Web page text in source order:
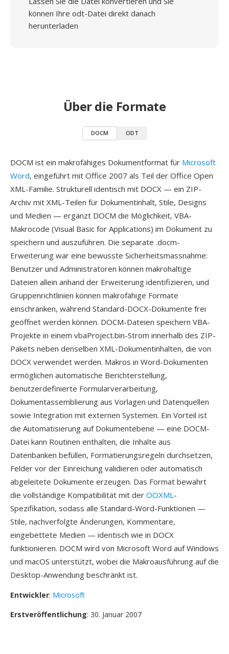
können Ihre odt-Datei direkt danach
herunterladen
Über die Formate
DOCM ODT
DOCM ist ein makrofähiges Dokumentformat für Microsoft
Word, eingeführt mit Office 2007 als Teil der Office Open
XML-Familie. Strukturell identisch mit DOCX — ein ZIP-
Archiv mit XML-Teilen für Dokumentinhalt, Stile, Designs
und Medien — ergänzt DOCM die Möglichkeit, VBA-
Makrocode (Visual Basic for Applications) im Dokument zu
speichern und auszuführen. Die separate .docm-
Erweiterung war eine bewusste Sicherheitsmassnahme:
Benutzer und Administratoren können makrohaltige
Dateien allein anhand der Erweiterung identifizieren, und
Gruppenrichtlinien können makrofähige Formate
einschränken, während Standard-DOCX-Dokumente frei
geöffnet werden können. DOCM-Dateien speichern VBA-
Projekte in einem vbaProject.bin-Strom innerhalb des ZIP-
Pakets neben denselben XML-Dokumentinhalten, die von
DOCX verwendet werden. Makros in Word-Dokumenten
ermöglichen automatische Berichterstellung,
benutzerdefinierte Formularverarbeitung,
Dokumentassemblierung aus Vorlagen und Datenquellen
sowie Integration mit externen Systemen. Ein Vorteil ist
die Automatisierung auf Dokumentebene — eine DOCM-
Datei kann Routinen enthalten, die Inhalte aus
Datenbanken befüllen, Formatierungsregeln durchsetzen,
Felder vor der Einreichung validieren oder automatisch
abgeleitete Dokumente erzeugen. Das Format bewahrt
die vollständige Kompatibilität mit der OOXML-
Spezifikation, sodass alle Standard-Word-Funktionen —
Stile, nachverfolgte Änderungen, Kommentare,
eingebettete Medien — identisch wie in DOCX
funktionieren. DOCM wird von Microsoft Word auf Windows
und macOS unterstützt, wobei die Makroausführung auf die
Desktop-Anwendung beschränkt ist.
Entwickler: Microsoft
Erstveröffentlichung: 30. Januar 2007